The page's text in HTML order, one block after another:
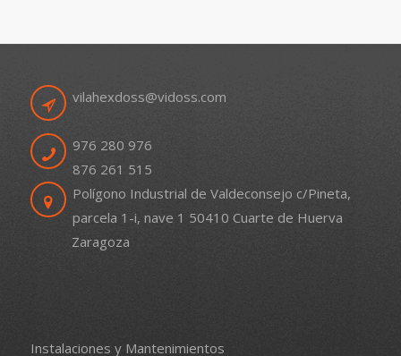
vilahexdoss@vidoss.com
976 280 976
876 261 515
Polígono Industrial de Valdeconsejo c/Pineta,
parcela 1-i, nave 1 50410 Cuarte de Huerva
Zaragoza
Instalaciones y Mantenimientos